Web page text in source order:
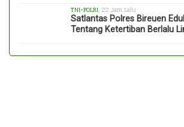
TNI-POLRI , 22 Jam Lalu
Satlantas Polres Bireuen
Tentang Ketertiban Berlalu